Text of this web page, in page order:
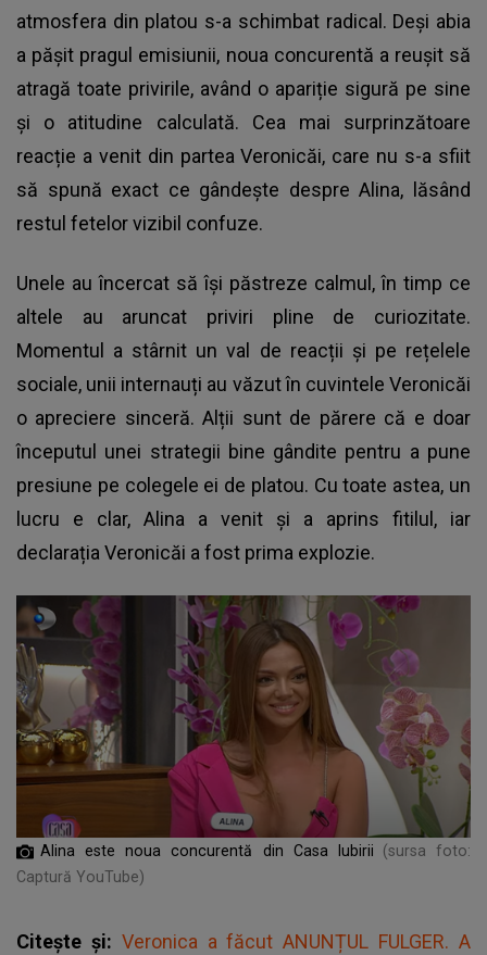
atmosfera din platou s-a schimbat radical. Deși abia
a pășit pragul emisiunii, noua concurentă a reușit să
atragă toate privirile, având o apariție sigură pe sine
și o atitudine calculată. Cea mai surprinzătoare
reacție a venit din partea Veronicăi, care nu s-a sfiit
să spună exact ce gândește despre Alina, lăsând
restul fetelor vizibil confuze.
Unele au încercat să își păstreze calmul, în timp ce
altele au aruncat priviri pline de curiozitate.
Momentul a stârnit un val de reacții și pe rețelele
sociale, unii internauți au văzut în cuvintele Veronicăi
o apreciere sinceră. Alții sunt de părere că e doar
începutul unei strategii bine gândite pentru a pune
presiune pe colegele ei de platou. Cu toate astea, un
lucru e clar, Alina a venit și a aprins fitilul, iar
declarația Veronicăi a fost prima explozie.
Alina este noua concurentă din Casa Iubirii
(sursa foto:
Captură YouTube)
Citește și: Veronica a făcut ANUNȚUL FULGER. A